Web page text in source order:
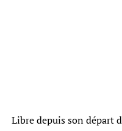
Libre depuis son départ